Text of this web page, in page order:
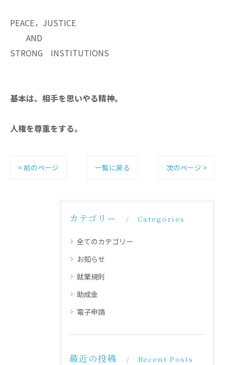
PEACE，JUSTICE
AND
STRONG INSTITUTIONS
基本は、相手を思いやる精神。
人権を尊重をする。
< 前のページ 一覧に戻る 次のページ >
カテゴリー Categories
全てのカテゴリー
お知らせ
就業規則
助成金
電子申請
最近の投稿 Recent Posts